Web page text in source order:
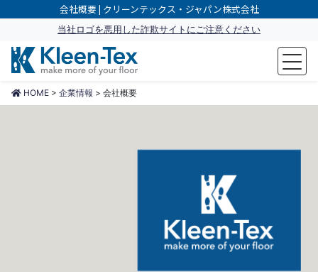
会社概要 | クリーンテックス・ジャパン株式会社
当社ロゴを悪用した詐欺サイトにご注意ください
make more of your floor
HOME > 企業情報 > 会社概要